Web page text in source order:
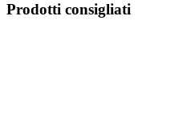
Prodotti consigliati